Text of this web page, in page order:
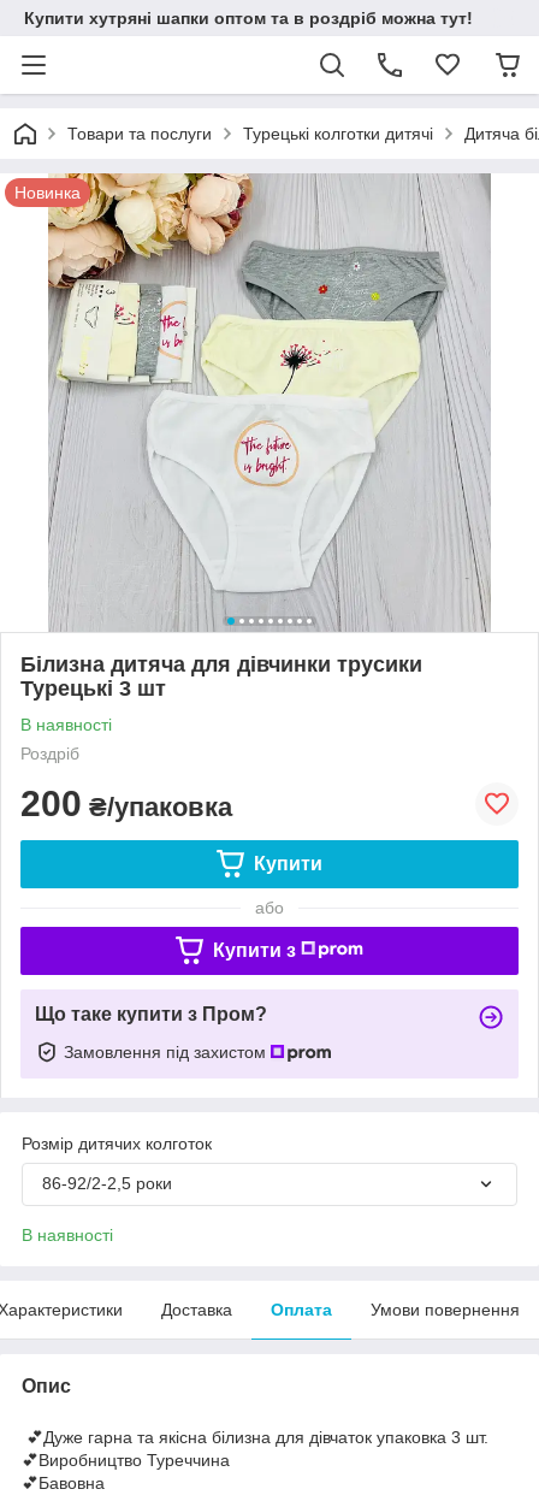
Купити хутряні шапки оптом та в роздріб можна тут!
Товари та послуги Турецькі колготки дитячі Дитяча
Новинка
Білизна дитяча для дівчинки трусики
Турецькі 3 шт
В наявності
Роздріб
200 ₴/упаковка
Купити
або
Купити з
Що таке купити з Пром?
Замовлення під захистом
Розмір дитячих колготок
86-92/2-2,5 роки
В наявності
Доставка Оплата Умови повернення
Опис
💕Дуже гарна та якісна білизна для дівчаток упаковка 3 шт.
💕Виробництво Туреччина
💕Бавовна